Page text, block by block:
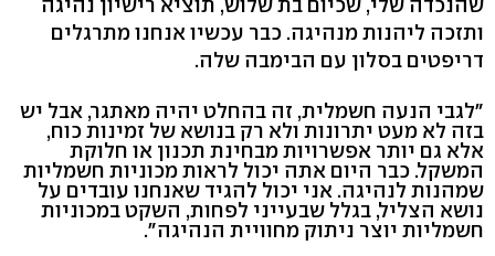
שהנכדה שלי, שכיום בת שלוש, תוציא רישיון נהיגה
ותזכה ליהנות מנהיגה. כבר עכשיו אנחנו מתרגלים
דריפטים בסלון עם הבימבה שלה.
"לגבי הנעה חשמלית, זה בהחלט יהיה מאתגר, אבל יש
בזה לא מעט יתרונות ולא רק בנושא של זמינות כוח,
אלא גם יותר אפשרויות מבחינת תכנון או חלוקת
המשקל. כבר היום אתה יכול לראות מכוניות חשמליות
שמהנות לנהיגה. אני יכול להגיד שאנחנו עובדים על
נושא הצליל, בגלל שבעייני לפחות, השקט במכוניות
חשמליות יוצר ניתוק מחוויית הנהיגה".